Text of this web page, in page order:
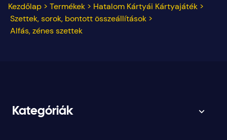
Kezdőlap > Termékek > Hatalom Kártyái Kártyajáték >
Szettek, sorok, bontott összeállítások >
Alfás, zénes szettek
Kategóriák